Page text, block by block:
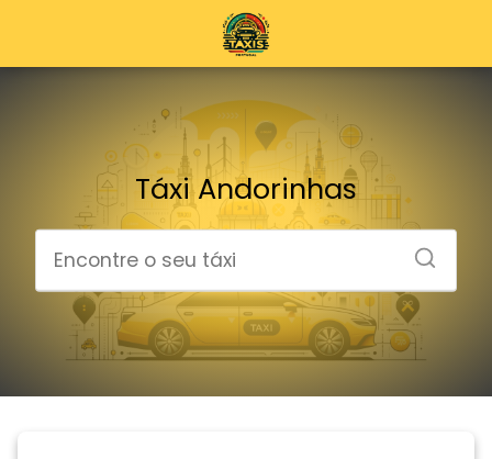
Táxi Andorinhas